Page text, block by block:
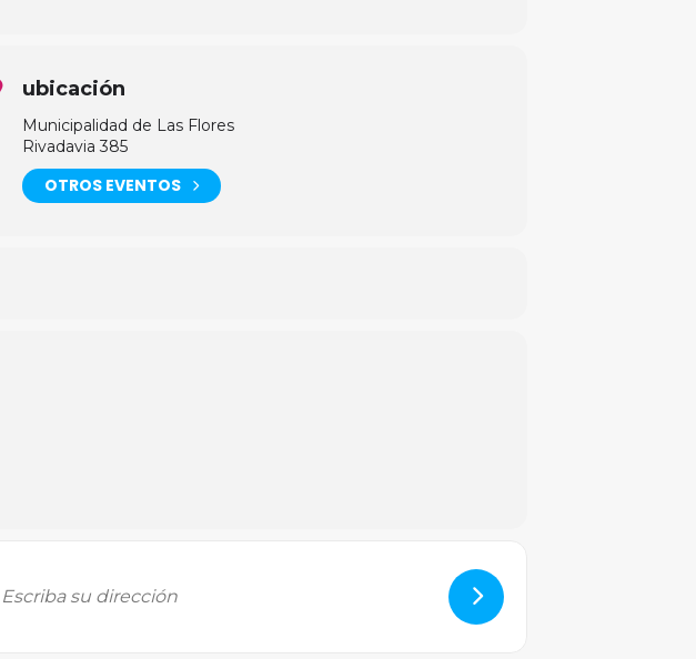
ubicación
Municipalidad de Las Flores
Rivadavia 385
OTROS EVENTOS